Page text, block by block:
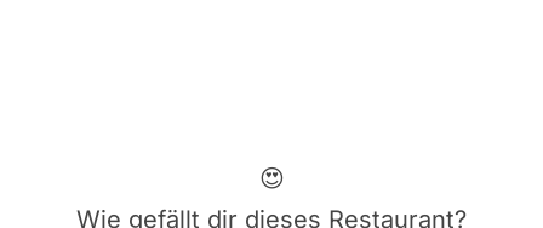
😍
Wie gefällt dir dieses Restaurant?